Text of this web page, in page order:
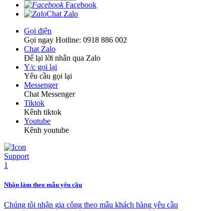
Facebook
Chat Zalo
Gọi điện
Gọi ngay Hotline: 0918 886 002
Chat Zalo
Để lại lời nhắn qua Zalo
Y/c gọi lại
Yêu cầu gọi lại
Messenger
Chat Messenger
Tiktok
Kênh tiktok
Youtube
Kênh youtube
Nhận làm theo mẫu yêu cầu
Chúng tôi nhận gia công theo mẫu khách hàng yêu cầu